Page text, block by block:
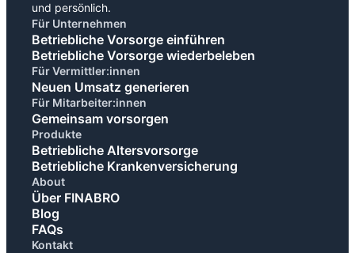
und persönlich.
Für Unternehmen
Betriebliche Vorsorge einführen
Betriebliche Vorsorge wiederbeleben
Für Vermittler:innen
Neuen Umsatz generieren
Für Mitarbeiter:innen
Gemeinsam vorsorgen
Produkte
Betriebliche Altersvorsorge
Betriebliche Krankenversicherung
About
Über FINABRO
Blog
FAQs
Kontakt